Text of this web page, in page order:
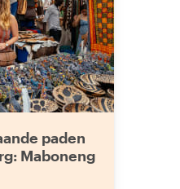
paden
Maboneng